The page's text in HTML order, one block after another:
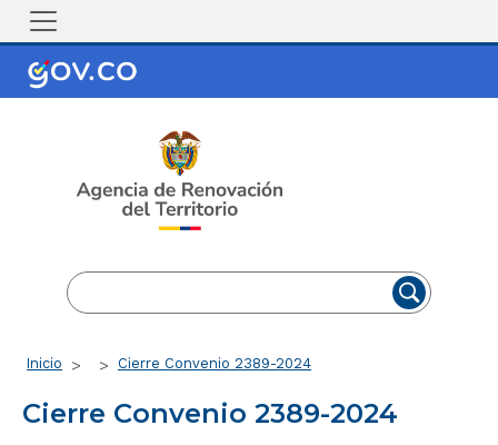
Pasar al contenido principal
Ruta de navegación
Inicio Cierre Convenio 2389-2024
Cierre Convenio 2389-2024